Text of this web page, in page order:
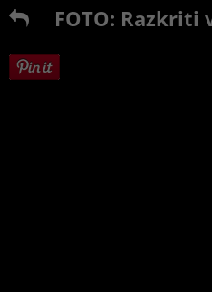
FOTO: Razkriti